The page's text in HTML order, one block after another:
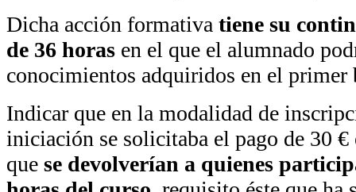
Dicha acción formativa tiene su
de 36 horas en el que el alumnado
conocimientos adquiridos en el primer
Indicar que en la modalidad de
iniciación se solicitaba el pago de 30 €
que se devolverían a quienes